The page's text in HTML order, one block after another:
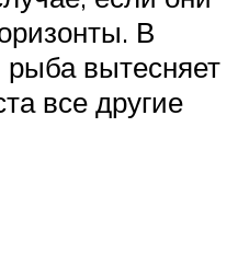
В
рыба вытесняет
все другие